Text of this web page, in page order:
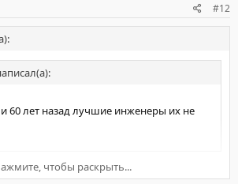
#12
60 лет назад лучшие инженеры их не
чтобы раскрыть...